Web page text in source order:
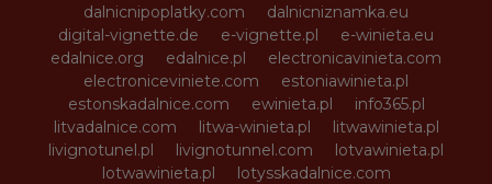
dalnicnipoplatky.com
dalnicniznamka.eu
digital-vignette.de
e-vignette.pl
e-winieta.eu
edalnice.org
edalnice.pl
electronicavinieta.com
electroniceviniete.com
estoniawinieta.pl
estonskadalnice.com
ewinieta.pl
info365.pl
litvadalnice.com
litwa-winieta.pl
litwawinieta.pl
livignotunel.pl
livignotunnel.com
lotvawinieta.pl
lotwawinieta.pl
lotysskadalnice.com